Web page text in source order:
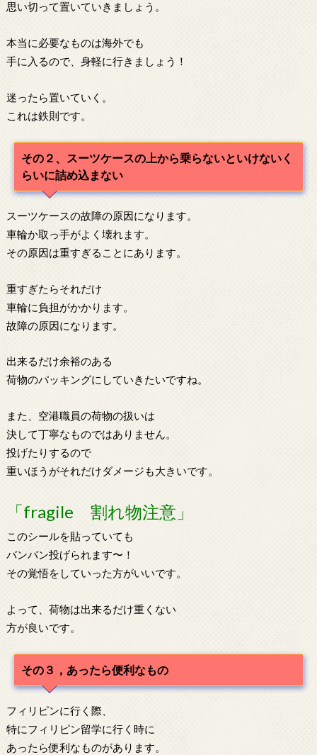
思い切って置いていきましょう。
本当に必要なものは海外でも
手に入るので、身軽に行きましょう！
迷ったら置いていく。
これは鉄則です。
その２、スーツケースの上から乗らないといけないく
らいに詰め込まない
スーツケースの故障の原因になります。
車輪か取っ手がよく壊れます。
その原因は重すぎることにあります。
重すぎたらそれだけ
車輪に負担がかかります。
故障の原因になります。
出来るだけ余裕のある
荷物のパッキングにしていきたいですね。
また、空港職員の荷物の扱いは
決して丁寧なものではありません。
投げたりするので
重いほうがそれだけダメージも大きいです。
「fragile 割れ物注意」
このシールを貼っていても
バンバン投げられます〜！
その覚悟をしていった方がいいです。
よって、荷物は出来るだけ重くない
方が良いです。
その３，あったら便利なもの
フィリピンに行く際、
特にフィリピン留学に行く時に
あったら便利なものがあります。